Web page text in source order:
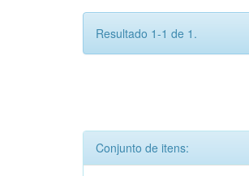
Resultado 1-1 de 1.
Conjunto de itens: